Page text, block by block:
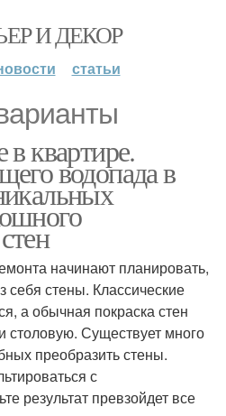
И ДЕКОР
статьи
в квартире.
водопада в
начинают планировать,
себя стены. Классические
а обычная покраска стен
столовую. Существует много
преобразить стены.
с
результат превзойдет все